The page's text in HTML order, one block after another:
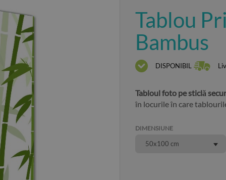
Tablou
Bambus
DISPONIBIL
Tabloul foto pe sticlă
în locurile în care
DIMENSIUNE
50x100 cm